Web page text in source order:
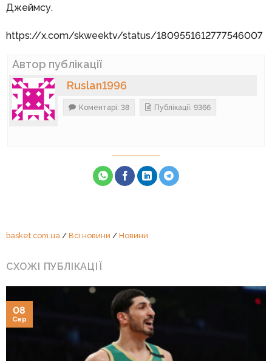
Джеймсу.
https://x.com/skweektv/status/1809551612777546007
Автор публікації
Ruslan1996
Коментарі: 38 Публікації: 9366
basket.com.ua / Всі новини / Новини
СХОЖІ ПУБЛІКАЦІЇ
08
Сер